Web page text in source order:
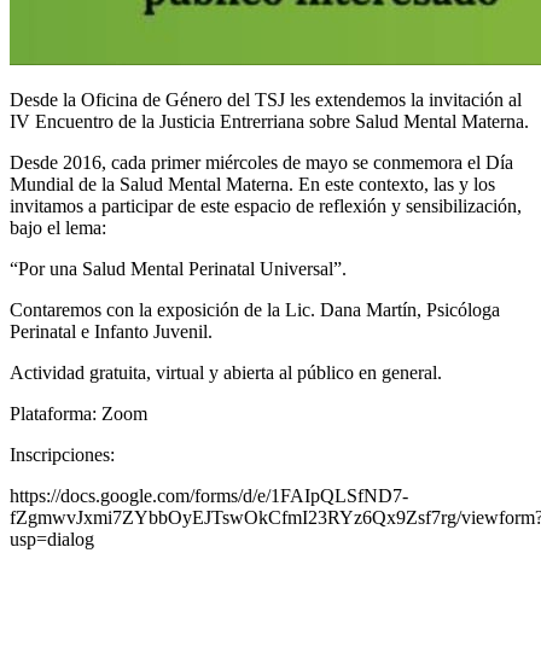
Desde la Oficina de Género del TSJ les extendemos la invitación al
IV Encuentro de la Justicia Entrerriana sobre Salud Mental Materna.
Desde 2016, cada primer miércoles de mayo se conmemora el Día
Mundial de la Salud Mental Materna. En este contexto, las y los
invitamos a participar de este espacio de reflexión y sensibilización,
bajo el lema:
“Por una Salud Mental Perinatal Universal”.
Contaremos con la exposición de la Lic. Dana Martín, Psicóloga
Perinatal e Infanto Juvenil.
Actividad gratuita, virtual y abierta al público en general.
Plataforma: Zoom
Inscripciones:
https://docs.google.com/forms/d/e/1FAIpQLSfND7-
fZgmwvJxmi7ZYbbOyEJTswOkCfmI23RYz6Qx9Zsf7rg/
usp=dialog